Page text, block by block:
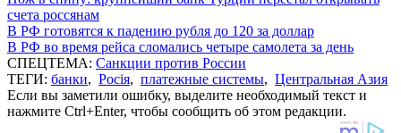
счета россянам
В РФ готовятся к падению рубля до 120 за доллар
В РФ во время рейса сломались четыре самолета за день
СПЕЦТЕМА: Санкции против России
ТЕГИ: банки, Росія, платежные системы, Центральная Азия
Если вы заметили ошибку, выделите необходимый текст и
нажмите Ctrl+Enter, чтобы сообщить об этом редакции.